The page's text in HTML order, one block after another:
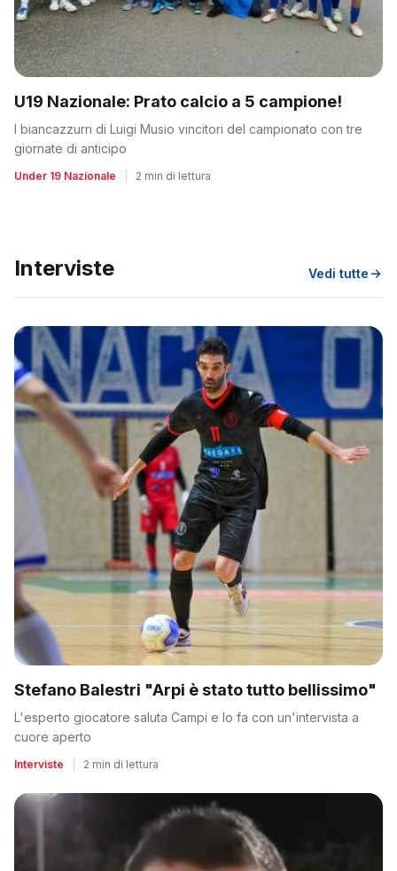
U19 Nazionale: Prato calcio a 5 campione!
I biancazzurri di Luigi Musio vincitori del campionato con tre
giornate di anticipo
Under 19 Nazionale 2 min di lettura
Interviste Vedi tutte
Stefano Balestri "Arpi è stato tutto bellissimo"
L'esperto giocatore saluta Campi e lo fa con un'intervista a
cuore aperto
Interviste 2 min di lettura